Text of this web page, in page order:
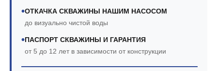
•ОТКАЧКА СКВАЖИНЫ НАШИМ НАСОСОМ
до визуально чистой воды
•ПАСПОРТ СКВАЖИНЫ И ГАРАНТИЯ
от 5 до 12 лет в зависимости от конструкции